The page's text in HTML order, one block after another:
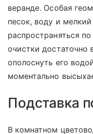
веранде. Особая
песок, воду и
распространяться
очистки достаточно
ополоснуть его
моментально
Подставка
В комнатном